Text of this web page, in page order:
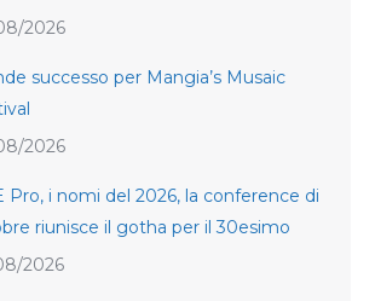
2026
successo per Mangia’s Musaic
2026
Pro, i nomi del 2026, la conference di
riunisce il gotha per il 30esimo
2026